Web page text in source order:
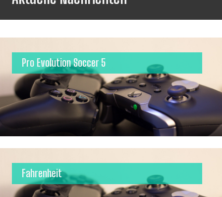
Pro Evolution Soccer 5
Fahrenheit